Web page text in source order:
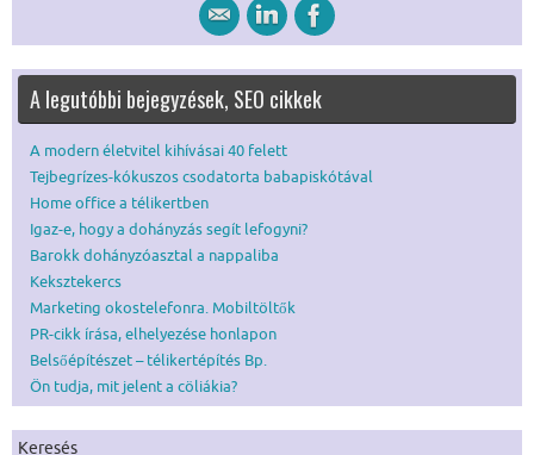
A legutóbbi bejegyzések, SEO cikkek
A modern életvitel kihívásai 40 felett
Tejbegrízes-kókuszos csodatorta babapiskótával
Home office a télikertben
Igaz-e, hogy a dohányzás segít lefogyni?
Barokk dohányzóasztal a nappaliba
Keksztekercs
Marketing okostelefonra. Mobiltöltők
PR-cikk írása, elhelyezése honlapon
Belsőépítészet – télikertépítés Bp.
Ön tudja, mit jelent a cöliákia?
Keresés